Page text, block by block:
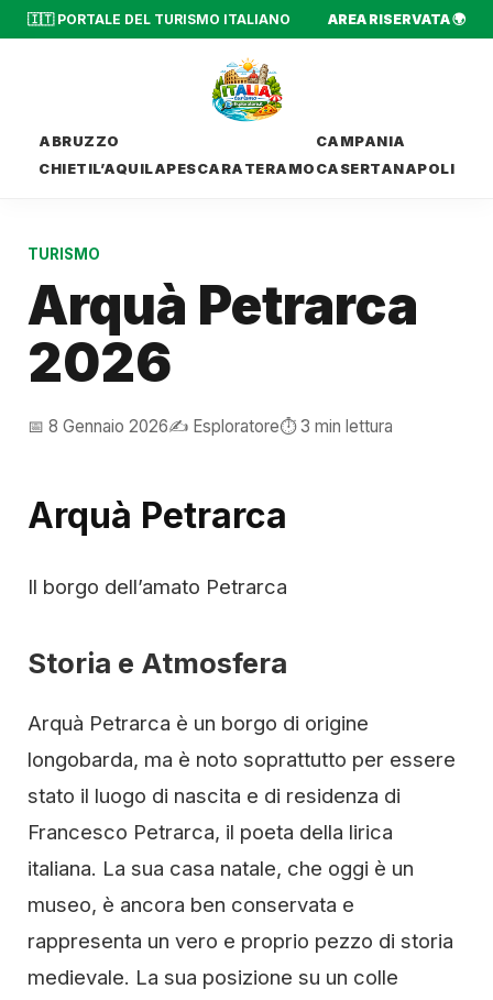
🇮🇹 PORTALE DEL TURISMO ITALIANO AREA RISERVATA 🌍
ABRUZZO
CHIETIL’AQUILAPESCARA TERAMO
CAMPANIA
CASERTANAPOLI
TURISMO
Arquà Petrarca
2026
📅 8 Gennaio 2026✍️ Esploratore⏱️ 3 min lettura
Arquà Petrarca
Il borgo dell’amato Petrarca
Storia e Atmosfera
Arquà Petrarca è un borgo di origine
longobarda, ma è noto soprattutto per essere
stato il luogo di nascita e di residenza di
Francesco Petrarca, il poeta della lirica
italiana. La sua casa natale, che oggi è un
museo, è ancora ben conservata e
rappresenta un vero e proprio pezzo di storia
medievale. La sua posizione su un colle